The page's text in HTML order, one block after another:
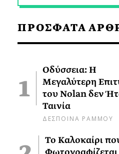
ΠΡΟΣΦΑΤΑ
Οδύσσεια: Η
Μεγαλύτερη
του Nolan δεν
Ταινία
ΔΕΣΠΟΙΝΑ ΡΑΜΜΟΥ
Το Καλοκαίρι